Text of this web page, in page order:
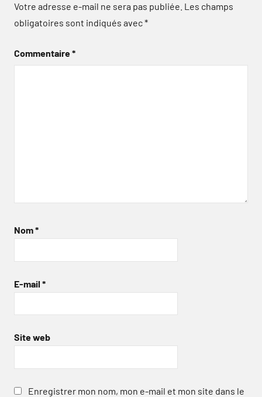
Votre adresse e-mail ne sera pas publiée. Les champs
obligatoires sont indiqués avec*
Commentaire*
Nom*
E-mail *
Site web
Enregistrer mon nom, mon e-mail et mon site dans le